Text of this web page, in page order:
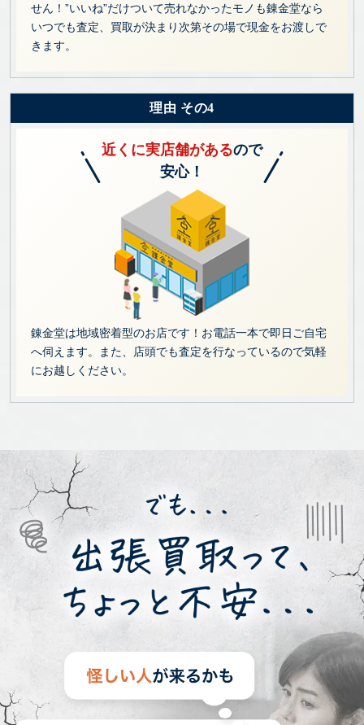
せん！”いいね”だけついて売れなかったモノも錬金堂なら
いつでも査定、買取が決まり次第その場で現金をお渡しで
きます。
理由 その4
近くに実店舗があるので
安心！
錬金堂は地域密着型のお店です！お電話一本で即日ご自宅
へ伺えます。また、店頭でも査定を行なっているので気軽
にお越しください。